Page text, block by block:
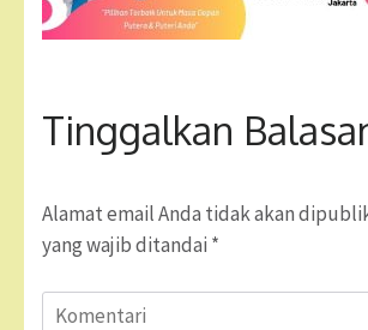
Tinggalkan
Alamat email Anda tidak akan
yang wajib ditandai *
Komentari